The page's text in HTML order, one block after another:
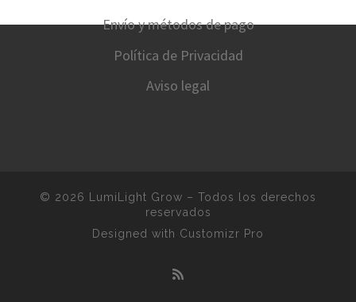
Envío y métodos de pago
Política de Privacidad
Aviso legal
© 2026 LumiLight Grow – Todos los derechos
reservados
Designed with Customizr Pro